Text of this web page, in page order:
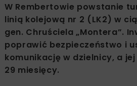
W Rembertowie powstanie
linią kolejową nr 2 (LK2) w
gen. Chruściela „Montera”.
poprawić bezpieczeństwo i
komunikację w dzielnicy, a
29 miesięcy.